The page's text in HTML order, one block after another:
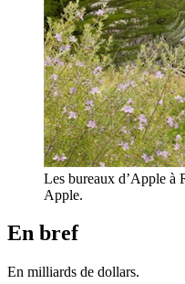
Les bureaux d’Apple à
Apple.
En bref
En milliards de dollars.